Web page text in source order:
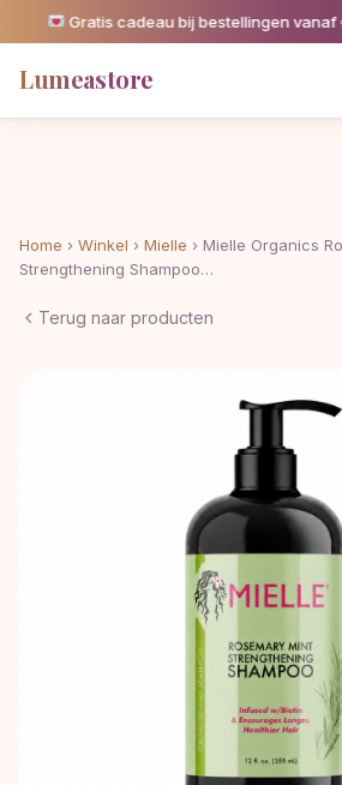
Gratis cadeau bij bestellingen vanaf €90
Lumeastore
Home › Winkel › Mielle › Mielle Organics
Strengthening Shampoo…
Terug naar producten